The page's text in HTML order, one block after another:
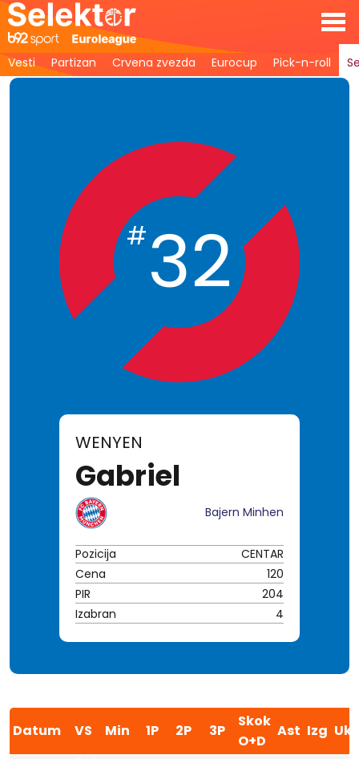
Vesti Partizan Crvena zvezda Eurocup Pick-n-roll
WENYEN
Gabriel
Bajern Minhen
Pozicija
CENTAR
Cena
120
PIR
204
Izabran
4
#32
Datum VS Min 1P 2P 3P
Skok
O+D
Ast Izg Ukr